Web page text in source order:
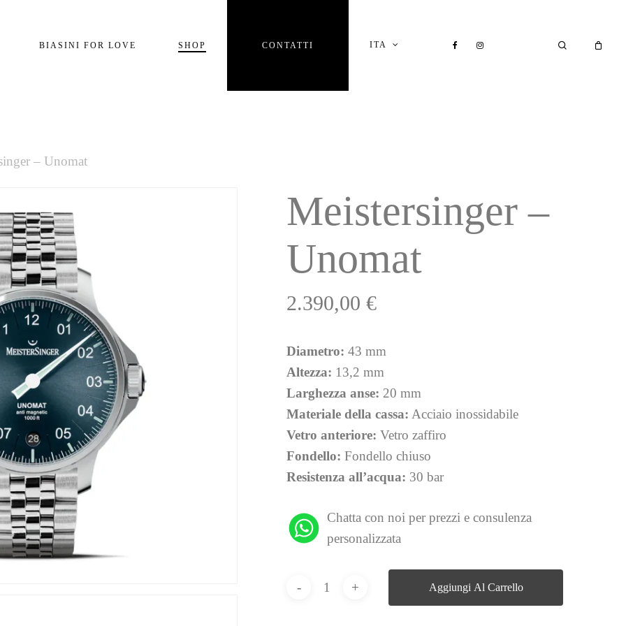
BIASINI FOR LOVE SHOP CONTATTI ITA FACEBOOKINSTAGRAM SEARCH
– Unomat
Meistersinger –
Unomat
2.390,00€
Diametro: 43 mm
Altezza: 13,2 mm
Larghezza anse: 20 mm
Materiale della cassa: Acciaio inossidabile
Vetro anteriore: Vetro zaffiro
Fondello: Fondello chiuso
Resistenza all’acqua: 30 bar
Chatta con noi per prezzi e consulenza
personalizzata
Aggiungi Al Carrello